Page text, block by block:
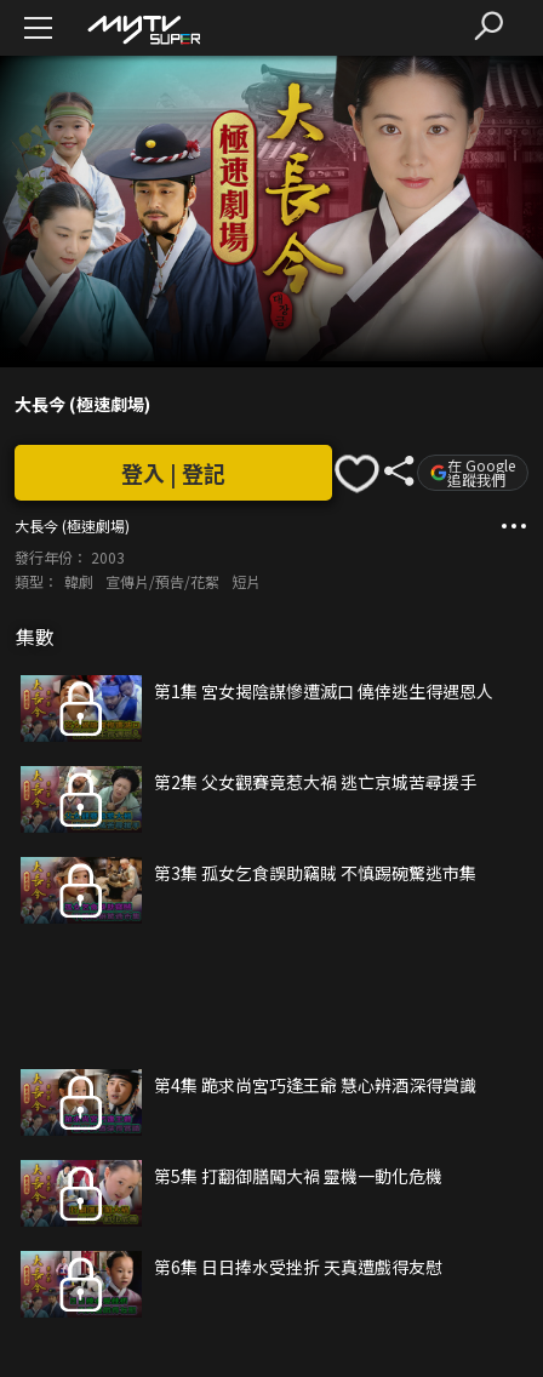
大長今 (極速劇場)
大長今 (極速劇場)
登入 | 登記 在 Google
追蹤我們
發行年份： 2003
類型： 韓劇 宣傳片/預告/花絮 短片
集數
第1集 宮女揭陰謀慘遭滅口 僥倖逃生得遇恩人
第2集 父女觀賽竟惹大禍 逃亡京城苦尋援手
第3集 孤女乞食誤助竊賊 不慎踢碗驚逃市集
第4集 跪求尚宮巧逢王爺 慧心辨酒深得賞識
第5集 打翻御膳闖大禍 靈機一動化危機
第6集 日日捧水受挫折 天真遭戲得友慰